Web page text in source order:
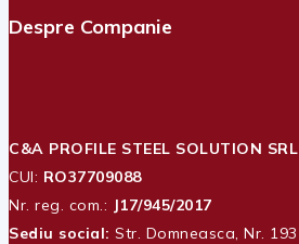
Despre Companie
C&A PROFILE STEEL SOLUTION SRL
CUI: RO37709088
Nr. reg. com.: J17/945/2017
Sediu social: Str. Domneasca, Nr. 193